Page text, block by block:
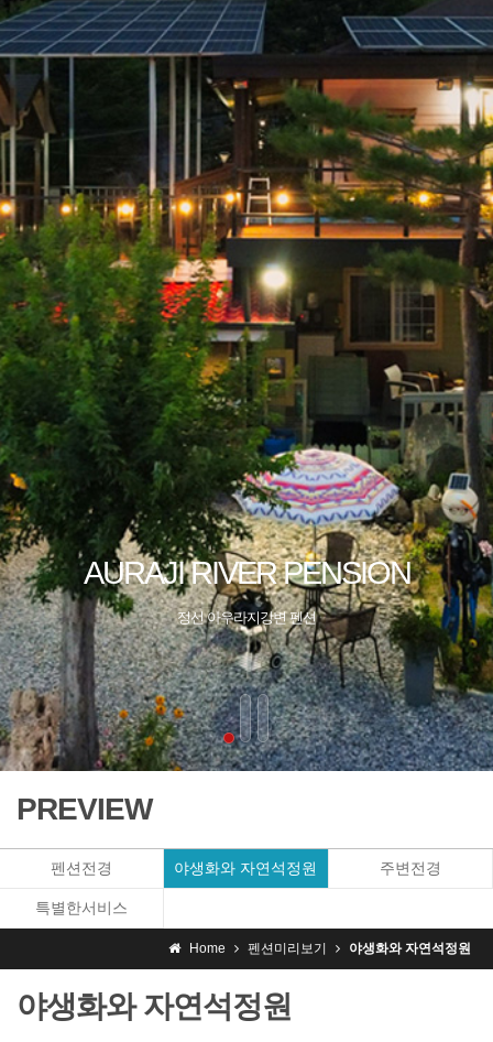
PREVIEW
펜션전경 야생화와 자연석정원 주변전경
특별한서비스
Home 펜션미리보기 야생화와 자연석정원
야생화와 자연석정원